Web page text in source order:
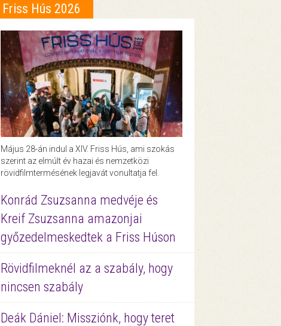
Friss Hús 2026
Május 28-án indul a XIV. Friss Hús, ami szokás
szerint az elmúlt év hazai és nemzetközi
rövidfilmtermésének legjavát vonultatja fel.
Konrád Zsuzsanna medvéje és
Kreif Zsuzsanna amazonjai
győzedelmeskedtek a Friss Húson
Rövidfilmeknél az a szabály, hogy
nincsen szabály
Deák Dániel: Missziónk, hogy teret